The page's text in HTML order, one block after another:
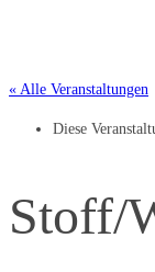
« Alle Veranstaltungen
Diese
Stoff/